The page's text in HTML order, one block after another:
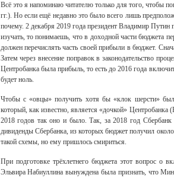
Всё это я напоминаю читателю только для того, чтобы
гг.). Но если ещё недавно это было всего лишь
почему. 2 декабря 2019 года президент Владимир
изучать, то понимаешь, что в доходной части бюджета
должен перечислять часть своей прибыли в бюджет.
Затем через внесение поправок в законодательство
Центробанка была прибыль, то есть до 2016 года
будет ноль.
Чтобы с «овцы» получить хотя бы «клок шерсти»
который, как известно, является «дочкой»
2018 годов так оно и было. Так, за 2018 год
дивиденды Сбербанка, из которых бюджет получил
такой схемы, но ему пришлось смириться.
При подготовке трёхлетнего бюджета этот вопрос о
Эльвира Набиуллина вынуждена была признать, что